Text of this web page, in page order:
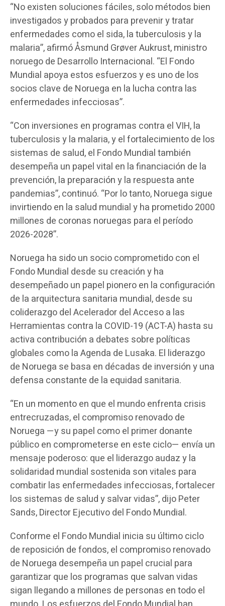
“No existen soluciones fáciles, solo métodos bien
investigados y probados para prevenir y tratar
enfermedades como el sida, la tuberculosis y la
malaria”, afirmó Åsmund Grøver Aukrust, ministro
noruego de Desarrollo Internacional. “El Fondo
Mundial apoya estos esfuerzos y es uno de los
socios clave de Noruega en la lucha contra las
enfermedades infecciosas”.
“Con inversiones en programas contra el VIH, la
tuberculosis y la malaria, y el fortalecimiento de los
sistemas de salud, el Fondo Mundial también
desempeña un papel vital en la financiación de la
prevención, la preparación y la respuesta ante
pandemias”, continuó. “Por lo tanto, Noruega sigue
invirtiendo en la salud mundial y ha prometido 2000
millones de coronas noruegas para el período
2026-2028”.
Noruega ha sido un socio comprometido con el
Fondo Mundial desde su creación y ha
desempeñado un papel pionero en la configuración
de la arquitectura sanitaria mundial, desde su
coliderazgo del Acelerador del Acceso a las
Herramientas contra la COVID-19 (ACT-A) hasta su
activa contribución a debates sobre políticas
globales como la Agenda de Lusaka. El liderazgo
de Noruega se basa en décadas de inversión y una
defensa constante de la equidad sanitaria.
“En un momento en que el mundo enfrenta crisis
entrecruzadas, el compromiso renovado de
Noruega —y su papel como el primer donante
público en comprometerse en este ciclo— envía un
mensaje poderoso: que el liderazgo audaz y la
solidaridad mundial sostenida son vitales para
combatir las enfermedades infecciosas, fortalecer
los sistemas de salud y salvar vidas”, dijo Peter
Sands, Director Ejecutivo del Fondo Mundial.
Conforme el Fondo Mundial inicia su último ciclo
de reposición de fondos, el compromiso renovado
de Noruega desempeña un papel crucial para
garantizar que los programas que salvan vidas
sigan llegando a millones de personas en todo el